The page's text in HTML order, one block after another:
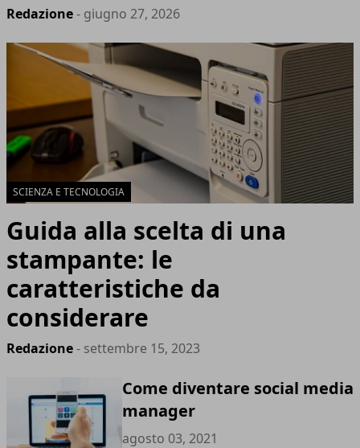
Redazione- giugno 27, 2026
SCIENZA E TECNOLOGIA
Guida alla scelta di una
stampante: le
caratteristiche da
considerare
Redazione- settembre 15, 2023
Come diventare social media
manager
agosto 03, 2021